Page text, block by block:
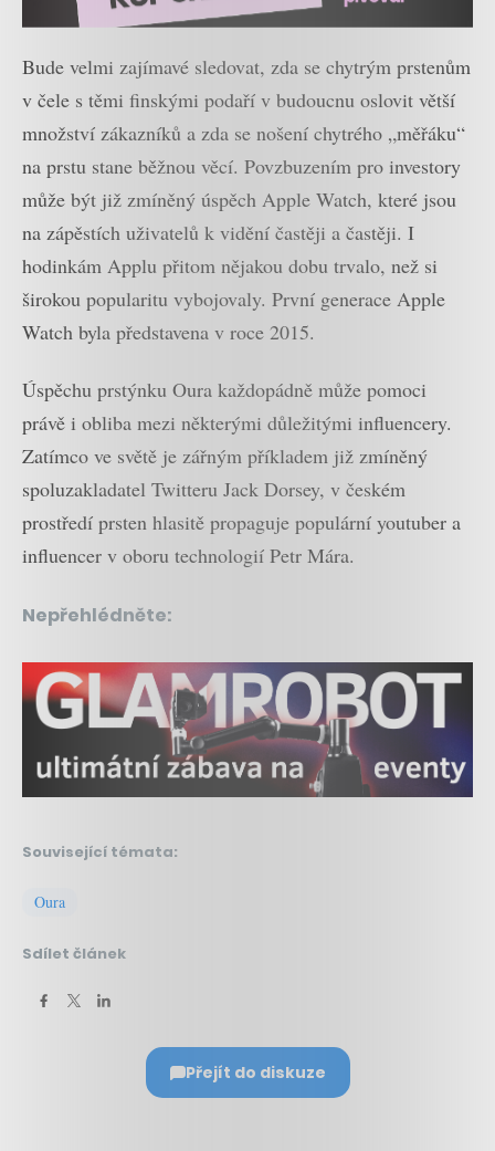
Bude velmi zajímavé sledovat, zda se chytrým prstenům
v čele s těmi finskými podaří v budoucnu oslovit větší
množství zákazníků a zda se nošení chytrého „měřáku“
na prstu stane běžnou věcí. Povzbuzením pro investory
může být již zmíněný úspěch Apple Watch, které jsou
na zápěstích uživatelů k vidění častěji a častěji. I
hodinkám Applu přitom nějakou dobu trvalo, než si
širokou popularitu vybojovaly. První generace Apple
Watch byla představena v roce 2015.
Úspěchu prstýnku Oura každopádně může pomoci
právě i obliba mezi některými důležitými influencery.
Zatímco ve světě je zářným příkladem již zmíněný
spoluzakladatel Twitteru Jack Dorsey, v českém
prostředí prsten hlasitě propaguje populární youtuber a
influencer v oboru technologií Petr Mára.
Nepřehlédněte:
Související témata:
Oura
Sdílet článek
Přejít do diskuze